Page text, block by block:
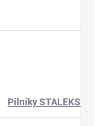
Pilníky STALEKS